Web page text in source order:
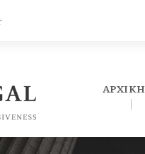
ΑΡΧΙΚΉ